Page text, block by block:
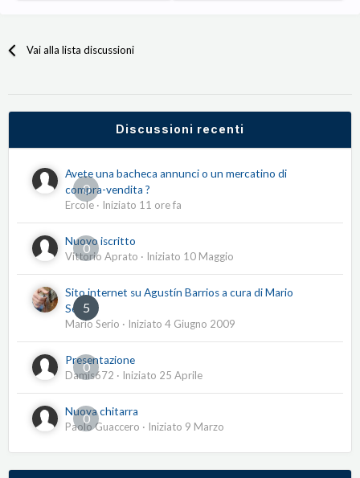
Vai alla lista discussioni
Discussioni recenti
0
Avete una bacheca annunci o un mercatino di
compra-vendita ?
Ercole · Iniziato 11 ore fa
0
Nuovo iscritto
Vittorio Aprato · Iniziato 10 Maggio
5
Sito internet su Agustín Barrios a cura di Mario
Serio
Mario Serio · Iniziato 4 Giugno 2009
0
Presentazione
Damis672 · Iniziato 25 Aprile
0
Nuova chitarra
Paolo Guaccero · Iniziato 9 Marzo